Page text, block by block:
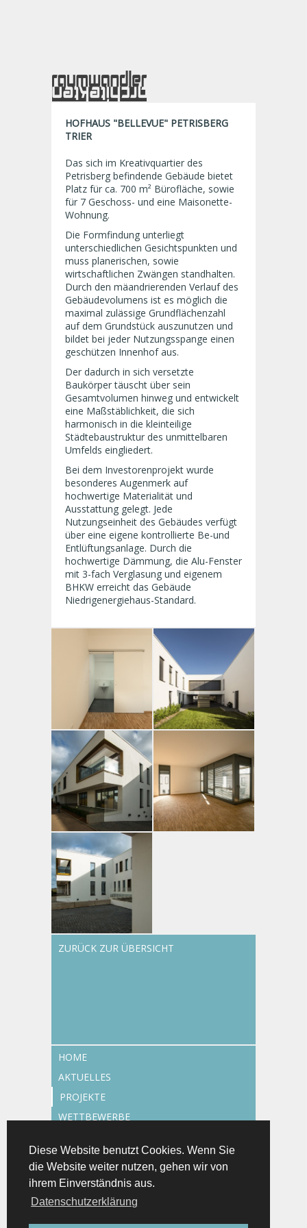
Diese Website benutzt Cookies. Wenn Sie
die Website weiter nutzen, gehen wir von
ihrem Einverständnis aus.
Datenschutzerklärung
HOFHAUS "BELLEVUE" PETRISBERG
TRIER
Das sich im Kreativquartier des
Petrisberg befindende Gebäude bietet
Platz für ca. 700 m² Bürofläche, sowie
für 7 Geschoss- und eine Maisonette-
Wohnung.
Die Formfindung unterliegt
unterschiedlichen Gesichtspunkten und
muss planerischen, sowie
wirtschaftlichen Zwängen standhalten.
Durch den mäandrierenden Verlauf des
Gebäudevolumens ist es möglich die
maximal zulässige Grundflächenzahl
auf dem Grundstück auszunutzen und
bildet bei jeder Nutzungsspange einen
geschützen Innenhof aus.
Der dadurch in sich versetzte
Baukörper täuscht über sein
Gesamtvolumen hinweg und entwickelt
eine Maßstäblichkeit, die sich
harmonisch in die kleinteilige
Städtebaustruktur des unmittelbaren
Umfelds eingliedert.
Bei dem Investorenprojekt wurde
besonderes Augenmerk auf
hochwertige Materialität und
Ausstattung gelegt. Jede
Nutzungseinheit des Gebäudes verfügt
über eine eigene kontrollierte Be-und
Entlüftungsanlage. Durch die
hochwertige Dämmung, die Alu-Fenster
mit 3-fach Verglasung und eigenem
BHKW erreicht das Gebäude
Niedrigenergiehaus-Standard.
ZURÜCK ZUR ÜBERSICHT
HOME
AKTUELLES
PROJEKTE
WETTBEWERBE
ENERGIEEFFIZIENZ-EXPERTE
KONTAKT
IMPRESSUM